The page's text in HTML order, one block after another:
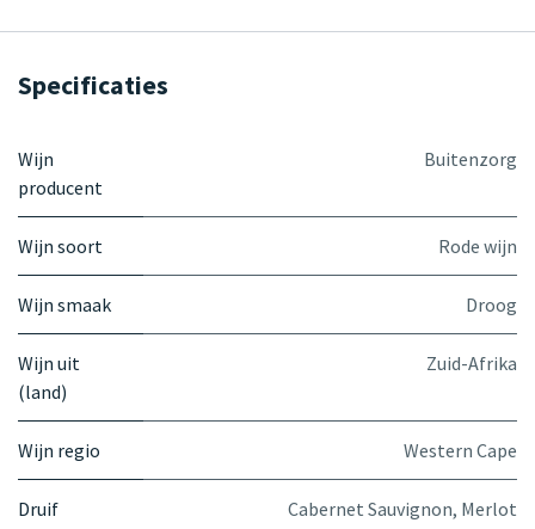
Specificaties
Wijn
producent
Buitenzorg
Wijn soort Rode wijn
Wijn smaak Droog
Wijn uit
(land)
Zuid-Afrika
Wijn regio Western Cape
Druif Cabernet Sauvignon, Merlot